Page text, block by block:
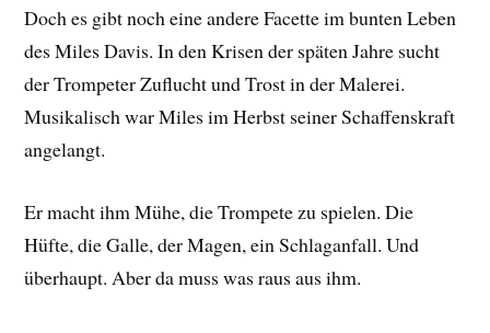
Doch es gibt noch eine andere Facette im bunten Leben
des Miles Davis. In den Krisen der späten Jahre sucht
der Trompeter Zuflucht und Trost in der Malerei.
Musikalisch war Miles im Herbst seiner Schaffenskraft
angelangt.
Er macht ihm Mühe, die Trompete zu spielen. Die
Hüfte, die Galle, der Magen, ein Schlaganfall. Und
überhaupt. Aber da muss was raus aus ihm.